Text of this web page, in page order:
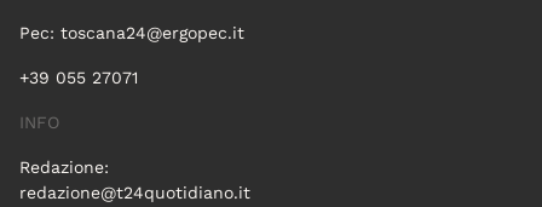
Pec: toscana24@ergopec.it
+39 055 27071
INFO
Redazione:
redazione@t24quotidiano.it